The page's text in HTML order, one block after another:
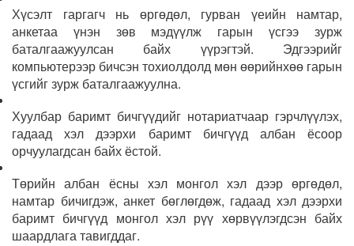
Хүсэлт гаргагч нь өргөдөл, гурван үеийн намтар,
анкетаа үнэн зөв мэдүүлж гарын үсгээ зурж
баталгаажуулсан байх үүрэгтэй. Эдгээрийг
компьютерээр бичсэн тохиолдолд мөн өөрийнхөө гарын
үсгийг зурж баталгаажуулна.
Хуулбар баримт бичгүүдийг нотариатчаар гэрчлүүлэх,
гадаад хэл дээрхи баримт бичгүүд албан ёсоор
орчуулагдсан байх ёстой.
Төрийн албан ёсны хэл монгол хэл дээр өргөдөл,
намтар бичигдэж, анкет бөглөгдөж, гадаад хэл дээрхи
баримт бичгүүд монгол хэл рүү хөрвүүлэгдсэн байх
шаардлага тавигддаг.